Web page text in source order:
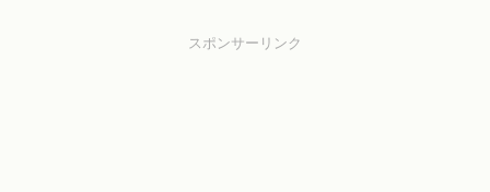
スポンサーリンク